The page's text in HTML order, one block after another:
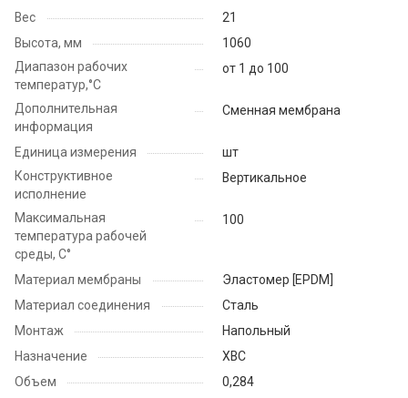
Вес
21
Высота, мм
1060
Диапазон рабочих
температур,°С
от 1 до 100
Дополнительная
информация
Сменная мембрана
Единица измерения
шт
Конструктивное
исполнение
Вертикальное
Максимальная
температура рабочей
среды, С°
100
Материал мембраны
Эластомер [EPDM]
Материал соединения
Сталь
Монтаж
Напольный
Назначение
ХВС
Объем
0,284